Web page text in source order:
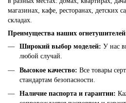
магазинах, кафе, ресторанах, детских
складах.
Преимущества наших
Широкий выбор моделей: У нас
любой случай.
Высокое качество: Все товары
стандартам безопасности.
Наличие паспорта и гарантии: